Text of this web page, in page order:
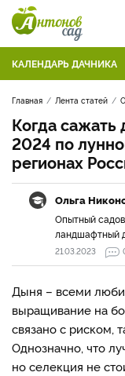
КАЛЕНДАРЬ ДАЧНИКА
Главная Лента статей
Когда
2024 по
регионах
Ольга
Опытный
ландшафтный
21.03.2023
Дыня – всеми
выращивание на
связано с риском,
Однозначно, что
но селекция не